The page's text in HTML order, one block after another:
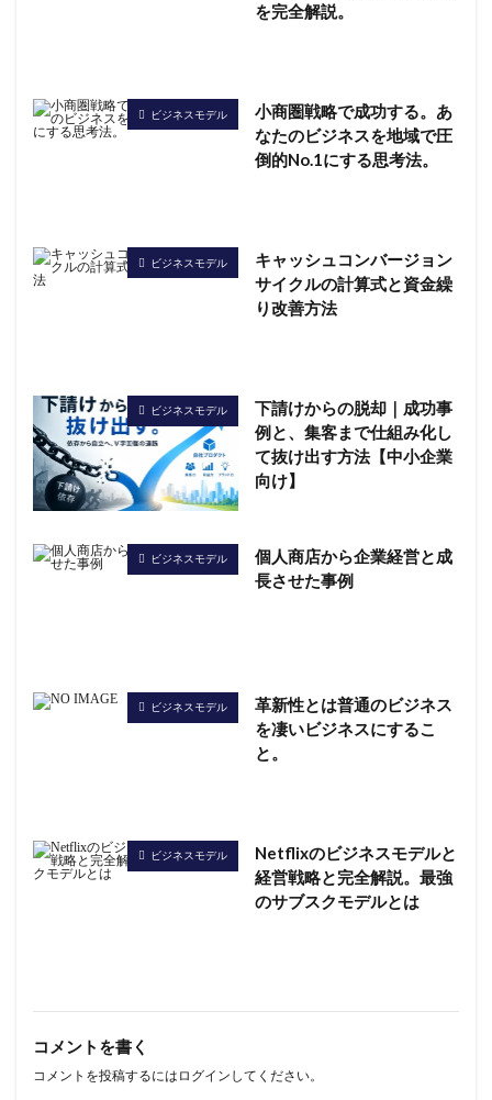
を完全解説。
ビジネスモデル
小商圏戦略で成功する。あ
なたのビジネスを地域で圧
倒的No.1にする思考法。
ビジネスモデル
キャッシュコンバージョン
サイクルの計算式と資金繰
り改善方法
ビジネスモデル
下請けからの脱却｜成功事
例と、集客まで仕組み化し
て抜け出す方法【中小企業
向け】
ビジネスモデル
個人商店から企業経営と成
長させた事例
ビジネスモデル
革新性とは普通のビジネス
を凄いビジネスにするこ
と。
ビジネスモデル
Netflixのビジネスモデルと
経営戦略と完全解説。最強
のサブスクモデルとは
コメントを書く
コメントを投稿するには ログイン してください。